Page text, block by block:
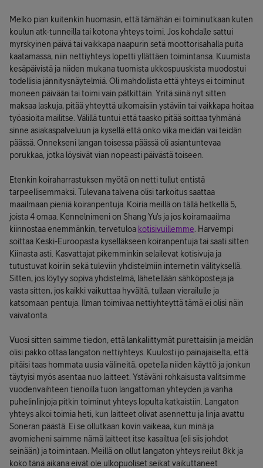
Melko pian kuitenkin huomasin, että tämähän ei toiminutkaan kuten
koulun atk-tunneilla tai kotona yhteys toimi. Jos kohdalle sattui
myrskyinen päivä tai vaikkapa naapurin setä moottorisahalla puita
kaatamassa, niin nettiyhteys lopetti yllättäen toimintansa. Kuumista
kesäpäivistä ja niiden mukana tuomista ukkospuuskista muodostui
todellisia jännitysnäytelmiä. Oli mahdollista että yhteys ei toiminut
moneen päivään tai toimi vain pätkittäin. Yritä siinä nyt sitten
maksaa laskuja, pitää yhteyttä ulkomaisiin ystäviin tai vaikkapa hoitaa
työasioita mailitse. Välillä tuntui että taasko pitää soittaa tyhmänä
sinne asiakaspalveluun ja kysellä että onko vika meidän vai teidän
päässä. Onnekseni langan toisessa päässä oli asiantuntevaa
porukkaa, jotka löysivät vian nopeasti päivästä toiseen.
Etenkin koiraharrastuksen myötä on netti tullut entistä
tarpeellisemmaksi. Tulevana talvena olisi tarkoitus saattaa
maailmaan pieniä koiranpentuja. Koiria meillä on tällä hetkellä 5,
joista 4 omaa. Kennelnimeni on Shang Yu’s ja jos koiramaailma
kiinnostaa enemmänkin, tervetuloa kotisivuillemme . Harvempi
soittaa Keski-Euroopasta kyselläkseen koiranpentuja tai saati sitten
Kiinasta asti. Kasvattajat pikemminkin selailevat kotisivuja ja
tutustuvat koiriin sekä tuleviin yhdistelmiin internetin välityksellä.
Sitten, jos löytyy sopiva yhdistelmä, lähetellään sähköposteja ja
vasta sitten, jos kaikki vaikuttaa hyvältä, tullaan vierailulle ja
katsomaan pentuja. Ilman toimivaa nettiyhteyttä tämä ei olisi näin
vaivatonta.
Vuosi sitten saimme tiedon, että lankaliittymät purettaisiin ja meidän
olisi pakko ottaa langaton nettiyhteys. Kuulosti jo painajaiselta, että
pitäisi taas hommata uusia välineitä, opetella niiden käyttö ja jonkun
täytyisi myös asentaa nuo laitteet. Ystäväni rohkaisusta valitsimme
vuodenvaihteen tienoilla tuon langattoman yhteyden ja vanha
puhelinlinjoja pitkin toiminut yhteys lopulta katkaistiin. Langaton
yhteys alkoi toimia heti, kun laitteet olivat asennettu ja linja avattu
Soneran päästä. Ei se ollutkaan kovin vaikeaa, kun minä ja
avomieheni saimme nämä laitteet itse kasailtua (eli siis johdot
seinään) ja toimintaan. Meillä on ollut langaton yhteys reilut 8kk ja
koko tänä aikana eivät ole ulkopuoliset seikat vaikuttaneet